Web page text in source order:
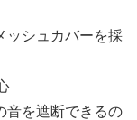
ッシュカバーを採
音を遮断できるの